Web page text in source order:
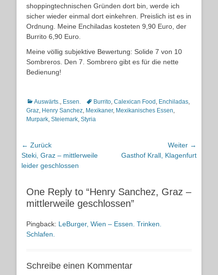
shoppingtechnischen Gründen dort bin, werde ich
sicher wieder einmal dort einkehren. Preislich ist es in
Ordnung. Meine Enchiladas kosteten 9,90 Euro, der
Burrito 6,90 Euro.
Meine völlig subjektive Bewertung: Solide 7 von 10
Sombreros. Den 7. Sombrero gibt es für die nette
Bedienung!
Kategorien
Auswärts., Essen. Schlagworte
Burrito, Calexican Food , Enchiladas,
Graz, Henry Sanchez, Mexikaner, Mexikanisches Essen,
Murpark, Steiemark, Styria
Beitragsnavigation
← Zurück
Vorheriger
Beitrag:
Steki, Graz – mittlerweile
leider geschlossen
Weiter →
Nächster
Gasthof Krall, Klagenfurt
One Reply to “Henry Sanchez, Graz –
mittlerweile geschlossen”
Pingback: LeBurger, Wien – Essen. Trinken.
Schlafen.
Schreibe einen Kommentar